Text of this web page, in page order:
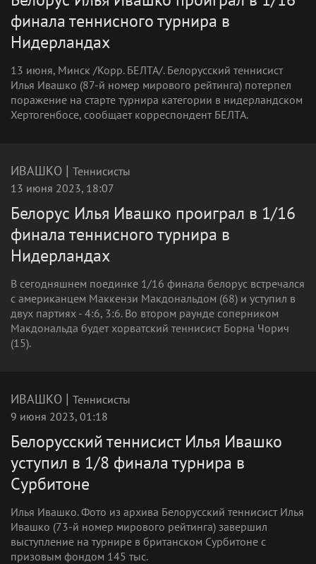
финала теннисного турнира в
Нидерландах
13 июня, Минск /Корр. БЕЛТА/. Белорусский теннисист
Илья Ивашко (87-й номер мирового рейтинга) потерпел
поражение на старте турнира категории в нидерландском
Хертогенбосе, сообщает корреспондент БЕЛТА.
ИВАШКО | Теннисисты
13 июня 2023, 18:07
Белорус Илья Ивашко проиграл в 1/16
финала теннисного турнира в
Нидерландах
В сегодняшнем поединке 1/16 финала белорус встречался
с американцем Маккензи Макдональдом (68) и уступил в
двух партиях - 4:6, 3:6. Во втором раунде соперником
Макдональда будет хорватский теннисист Борна Чорич
(15).
ИВАШКО | Теннисисты
9 июня 2023, 01:18
Белорусский теннисист Илья Ивашко
уступил в 1/8 финала турнира в
Сурбитоне
Илья Ивашко. Фото из архива Белорусский теннисист Илья
Ивашко (73-й номер мирового рейтинга) завершил
выступление на турнире в британском Сурбитоне с
призовым фондом 145 тыс.